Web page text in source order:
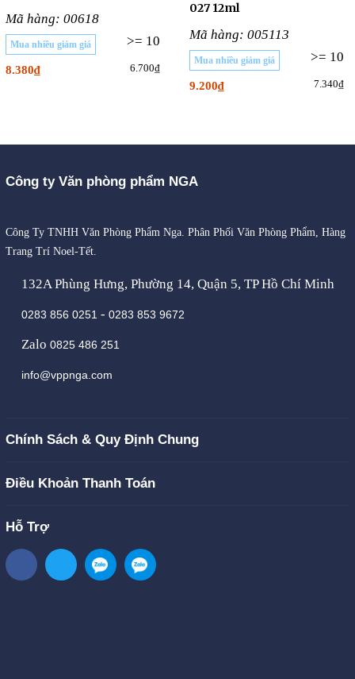
Mã hàng: 00618
>= 10
Mua nhiều giảm giá
8.380₫ 6.700₫
027 12ml
Mã hàng: 005113
Mua nhiều giảm giá >= 10
9.200₫ 7.340₫
Công ty Văn phòng phẩm NGA
Công Ty TNHH Văn Phòng Phẩm Nga. Phân Phối Văn Phòng Phẩm, Hàng
Trang Trí Noel-Tết.
132A Phùng Hưng, Phường 14, Quận 5, TP Hồ Chí Minh
0283 856 0251 - 0283 853 9672
Zalo 0825 486 251
info@vppnga.com
Chính Sách & Quy Định Chung
Điều Khoản Thanh Toán
Hỗ Trợ